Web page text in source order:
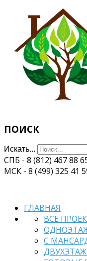
ПОИСК
Искать...
СПБ - 8 (812) 467 88
МСК - 8 (499) 325 41
ГЛАВНАЯ
ВСЕ
С